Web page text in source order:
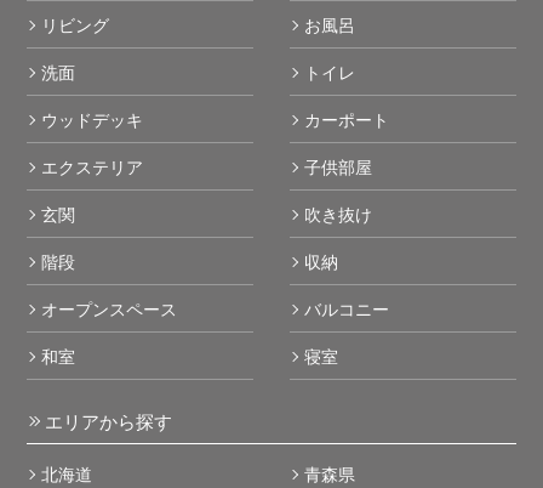
リビング
お風呂
洗面
トイレ
ウッドデッキ
カーポート
エクステリア
子供部屋
玄関
吹き抜け
階段
収納
オープンスペース
バルコニー
和室
寝室
エリアから探す
北海道
青森県